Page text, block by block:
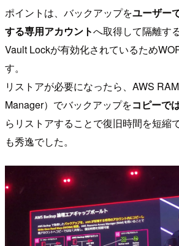
ポイントは、バックアップをユーザー
する専用アカウントへ取得して隔離す
Vault Lockが有効化されているため
す。
リストアが必要になったら、AWS
Manager）でバックアップをコピーで
らリストアすることで復旧時間を短縮
も秀逸でした。